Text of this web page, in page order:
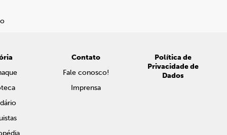
Contato
Fale conosco!
Imprensa
Política de
Privacidade de
Dados